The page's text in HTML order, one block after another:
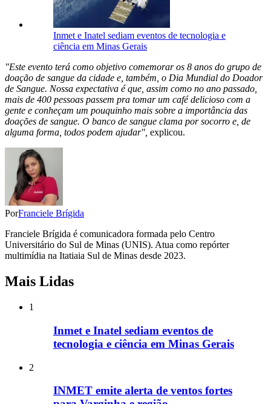
Inmet e Inatel sediam eventos de tecnologia e
ciência em Minas Gerais
"Este evento terá como objetivo comemorar os 8 anos do grupo de
doação de sangue da cidade e, também, o Dia Mundial do Doador
de Sangue. Nossa expectativa é que, assim como no ano passado,
mais de 400 pessoas passem pra tomar um café delicioso com a
gente e conheçam um pouquinho mais sobre a importância das
doações de sangue. O banco de sangue clama por socorro e, de
alguma forma, todos podem ajudar", explicou.
PorFranciele Brígida
Franciele Brígida é comunicadora formada pelo Centro
Universitário do Sul de Minas (UNIS). Atua como repórter
multimídia na Itatiaia Sul de Minas desde 2023.
Mais Lidas
1
Inmet e Inatel sediam eventos de
tecnologia e ciência em Minas Gerais
2
INMET emite alerta de ventos fortes